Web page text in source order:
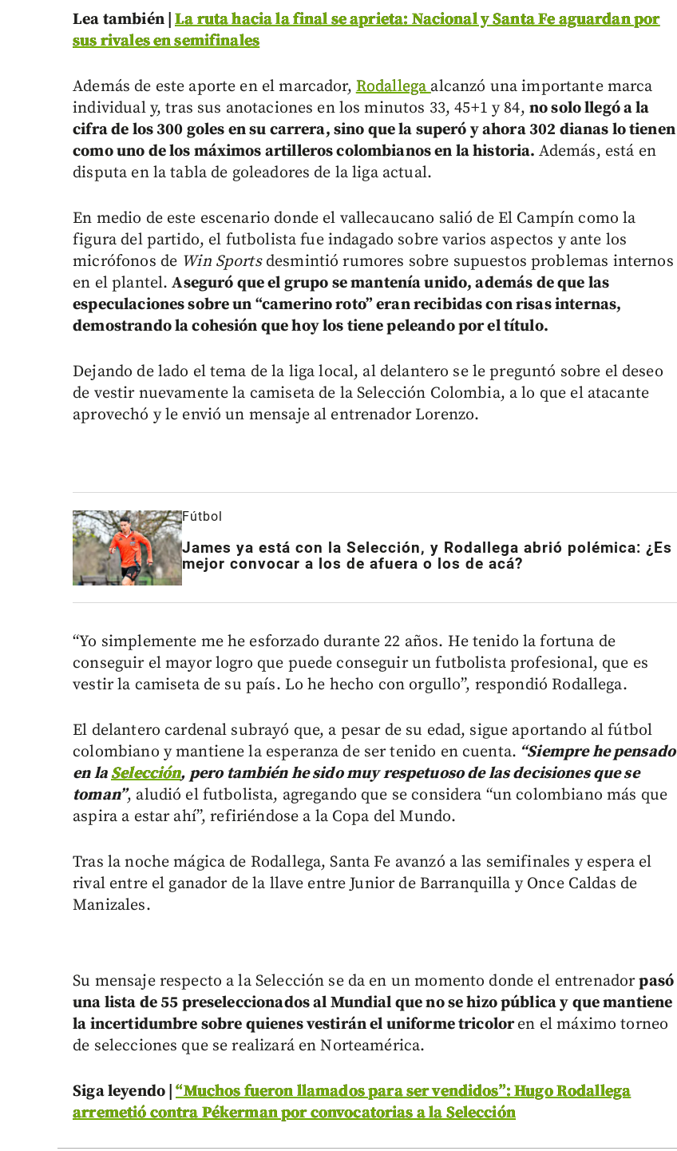
Lea también |La ruta hacia la final se aprieta: Nacional y Santa Fe aguardan por
sus rivales en semifinales
Además de este aporte en el marcador,Rodallegaalcanzó una importante marca
individual y, tras sus anotaciones en los minutos 33, 45+1 y 84, no solo llegó a la
cifra de los 300 goles en su carrera, sino que la superó y ahora 302 dianas lo tienen
como uno de los máximos artilleros colombianos en la historia. Además, está en
disputa en la tabla de goleadores de la liga actual.
En medio de este escenario donde el vallecaucano salió de El Campín como la
figura del partido, el futbolista fue indagado sobre varios aspectos y ante los
micrófonos de Win Sportsdesmintió rumores sobre supuestos problemas internos
en el plantel.Aseguró que el grupo se mantenía unido, además de que las
especulaciones sobre un “camerino roto” eran recibidas con risas internas,
demostrando la cohesión que hoy los tiene peleando por el título.
Dejando de lado el tema de la liga local, al delantero se le preguntó sobre el deseo
de vestir nuevamente la camiseta de la Selección Colombia, a lo que el atacante
aprovechó y le envió un mensaje al entrenador Lorenzo.
Fútbol
James ya está con la Selección, y Rodallega abrió polémica: ¿Es
mejor convocar a los de afuera o los de acá?
“Yo simplemente me he esforzado durante 22 años. He tenido la fortuna de
conseguir el mayor logro que puede conseguir un futbolista profesional, que es
vestir la camiseta de su país. Lo he hecho con orgullo”, respondió Rodallega.
El delantero cardenal subrayó que, a pesar de su edad, sigue aportando al fútbol
colombiano y mantiene la esperanza de ser tenido en cuenta. “Siempre he pensado
en laSelección, pero también he sido muy respetuoso de las decisiones que se
toman”, aludió el futbolista, agregando que se considera “un colombiano más que
aspira a estar ahí”, refiriéndose a la Copa del Mundo.
Tras la noche mágica de Rodallega, Santa Fe avanzó a las semifinales y espera el
rival entre el ganador de la llave entre Junior de Barranquilla y Once Caldas de
Manizales.
Su mensaje respecto a la Selección se da en un momento donde el entrenadorpasó
una lista de 55 preseleccionados al Mundial que no se hizo pública y que mantiene
la incertidumbre sobre quienes vestirán el uniforme tricoloren el máximo torneo
de selecciones que se realizará en Norteamérica.
Siga leyendo |“Muchos fueron llamados para ser vendidos”: Hugo Rodallega
arremetió contra Pékerman por convocatorias a la Selección